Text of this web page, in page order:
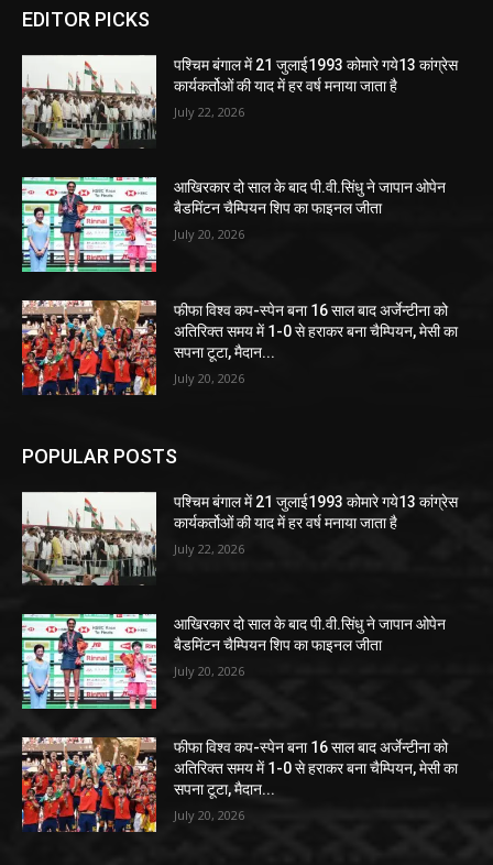
EDITOR PICKS
पश्चिम बंगाल में 21 जुलाई1993 कोमारे गये13 कांग्रेस
कार्यकर्तोओं की याद में हर वर्ष मनाया जाता है
July 22, 2026
आखिरकार दो साल के बाद पी.वी.सिंधु ने जापान ओपेन
बैडमिंटन चैम्पियन शिप का फाइनल जीता
July 20, 2026
फीफा विश्व कप-स्पेन बना 16 साल बाद अर्जेन्टीना को
अतिरिक्त समय में 1-0 से हराकर बना चैम्पियन, मेसी का
सपना टूटा, मैदान...
July 20, 2026
POPULAR POSTS
पश्चिम बंगाल में 21 जुलाई1993 कोमारे गये13 कांग्रेस
कार्यकर्तोओं की याद में हर वर्ष मनाया जाता है
July 22, 2026
आखिरकार दो साल के बाद पी.वी.सिंधु ने जापान ओपेन
बैडमिंटन चैम्पियन शिप का फाइनल जीता
July 20, 2026
फीफा विश्व कप-स्पेन बना 16 साल बाद अर्जेन्टीना को
अतिरिक्त समय में 1-0 से हराकर बना चैम्पियन, मेसी का
सपना टूटा, मैदान...
July 20, 2026